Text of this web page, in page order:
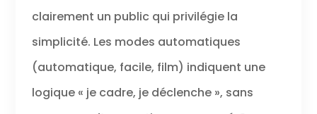
résolution de
720p, pour des
souvenirs clairs
et fluides. ÉCRAN
LCD INCLINABLE -
L'écran LCD de
clairement un public qui privilégie la
simplicité. Les modes automatiques
(automatique, facile, film) indiquent une
logique « je cadre, je déclenche », sans